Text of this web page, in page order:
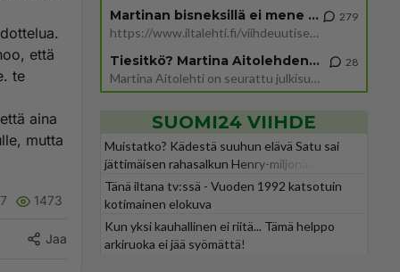
että
te
aina
mutta
1473
Jaa
Martinan bisneksillä ei mene hyvin
https://www.iltalehti.fi/viihdeuutiset/a/c46da6ab-340f-4790-aaa7-0865eed2336 Yrityksen konkurssihakemus on tullut kärä
279
Tiesitkö? Martina Aitolehden isäpuoli on tämä suosittu laulaja
Martina Aitolehti on seurattu julkisuuden henkilö. Lähipiiriin mahtuu muitakin tunnettuja henkilöitä. Tiesitkö, että Ma
28
SUOMI24 VIIHDE
Muistatko? Kädestä suuhun elävä Satu sai
jättimäisen rahasalkun Henry-miljonääriltä
Tänä iltana tv:ssä - Vuoden 1992 katsotuin
kotimainen elokuva
Kun yksi kauhallinen ei riitä... Tämä helppo
arkiruoka ei jää syömättä!